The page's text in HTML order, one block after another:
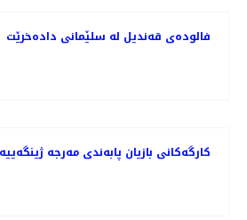
فالوده‌ی قه‌ندیل له‌ سلێمانی داده‌خرێت
كارگه‌كانی بازیان پابه‌ندی مه‌رجه‌